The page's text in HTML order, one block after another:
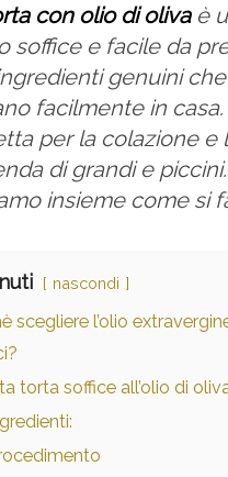
con olio di olivaè
soffice e facile da
genuini
facilmente in casa.
per la colazione e
di grandi e piccini.
insieme come si
nascondi
scegliere l’olio
torta soffice all’olio di